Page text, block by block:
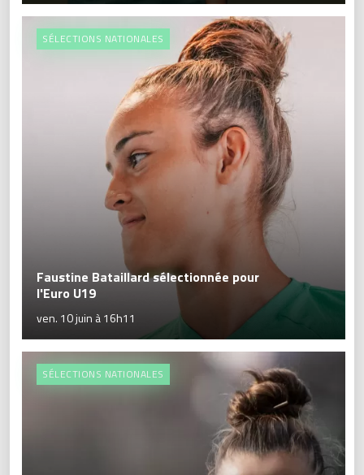
SÉLECTIONS NATIONALES
Faustine Bataillard sélectionnée pour
l'Euro U19
ven. 10 juin à 16h11
SÉLECTIONS NATIONALES